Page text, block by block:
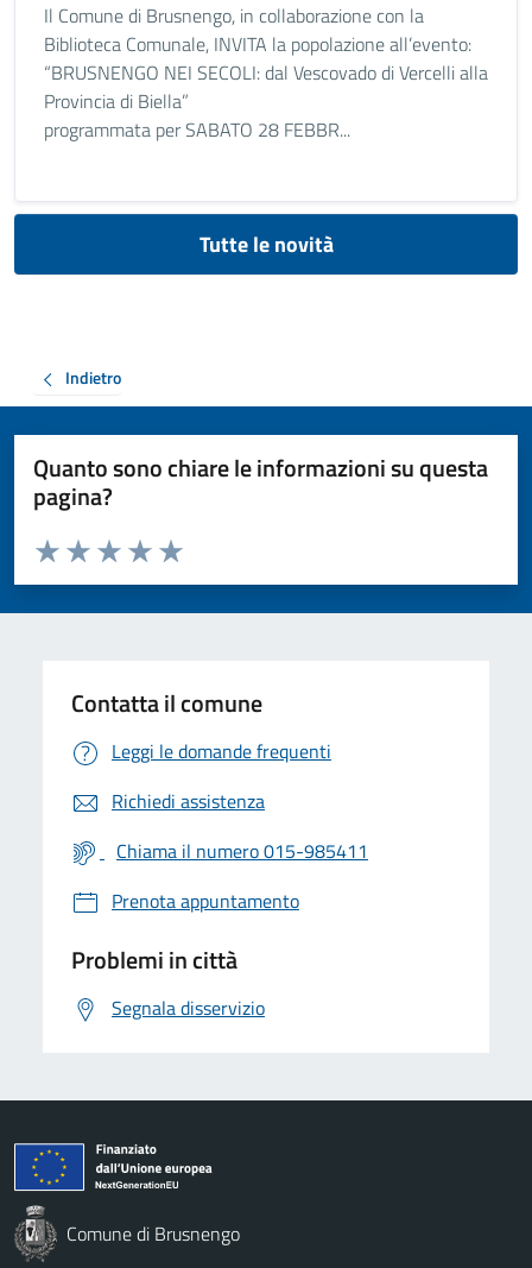
Il Comune di Brusnengo, in collaborazione con la
Biblioteca Comunale, INVITA la popolazione all’evento:
“BRUSNENGO NEI SECOLI: dal Vescovado di Vercelli alla
Provincia di Biella”
programmata per SABATO 28 FEBBR...
Tutte le novità
Indietro
Quanto sono chiare le informazioni su questa
pagina?
Valuta da 1 a 5 stelle la pagina
Valuta 5 stelle su 5
Valuta 4 stelle su 5
Valuta 3 stelle su 5
Valuta 2 stelle su 5
Valuta 1 stelle su 5
Contatta il comune
Leggi le domande frequenti
Richiedi assistenza
Chiama il numero 015-985411
Prenota appuntamento
Problemi in città
Segnala disservizio
Comune di Brusnengo